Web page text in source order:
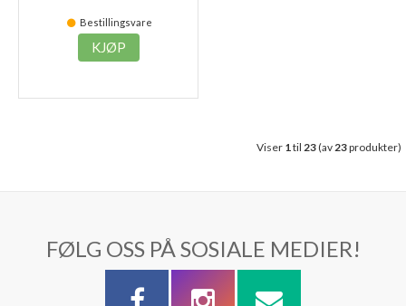
Bestillingsvare
KJØP
Viser 1til 23(av23produkter)
FØLG OSS PÅ SOSIALE MEDIER!